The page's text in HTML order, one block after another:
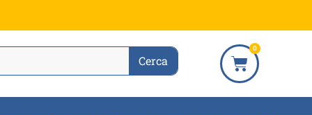
Cerca
0